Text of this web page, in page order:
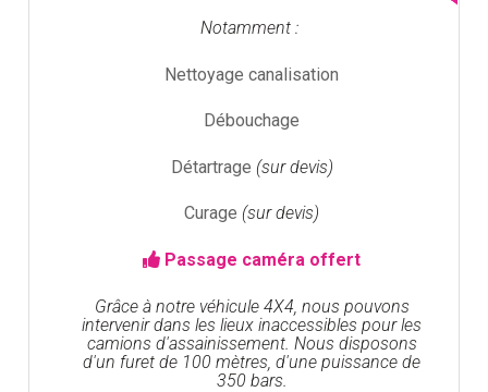
Notamment :
Nettoyage canalisation
Débouchage
Détartrage (sur devis)
Curage (sur devis)
Passage caméra offert
Grâce à notre véhicule 4X4, nous pouvons
intervenir dans les lieux inaccessibles pour les
camions d'assainissement. Nous disposons
d'un furet de 100 mètres, d'une puissance de
350 bars.